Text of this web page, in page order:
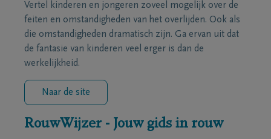
Vertel kinderen en jongeren zoveel mogelijk over de
feiten en omstandigheden van het overlijden. Ook als
die omstandigheden dramatisch zijn. Ga ervan uit dat
de fantasie van kinderen veel erger is dan de
werkelijkheid.
Naar de site
RouwWijzer - Jouw gids in rouw